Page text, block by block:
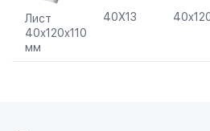
Лист
40х120х110
мм
40Х13